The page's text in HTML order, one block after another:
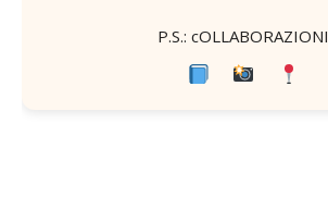
P.S.: cOLLABORAZIONI